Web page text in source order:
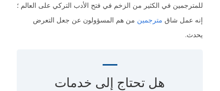
للمترجمين في الكثير من الزخم في فتح الأدب التركي على العالم ؛
إنه عمل شاقمترجمين من هم المسؤولون عن جعل التعرض
يحدث.
هل تحتاج إلى خدمات